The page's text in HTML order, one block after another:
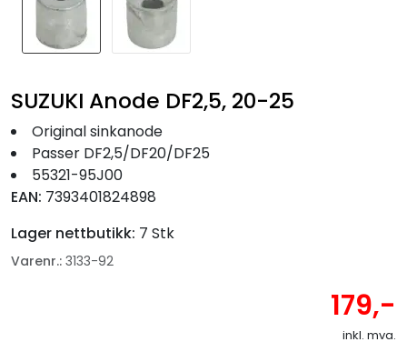
SUZUKI Anode DF2,5, 20-25
Original sinkanode
Passer DF2,5/DF20/DF25
55321-95J00
EAN: 7393401824898
Lager nettbutikk: 7 Stk
Varenr.: 3133-92
179,-
inkl. mva.
Nyheter